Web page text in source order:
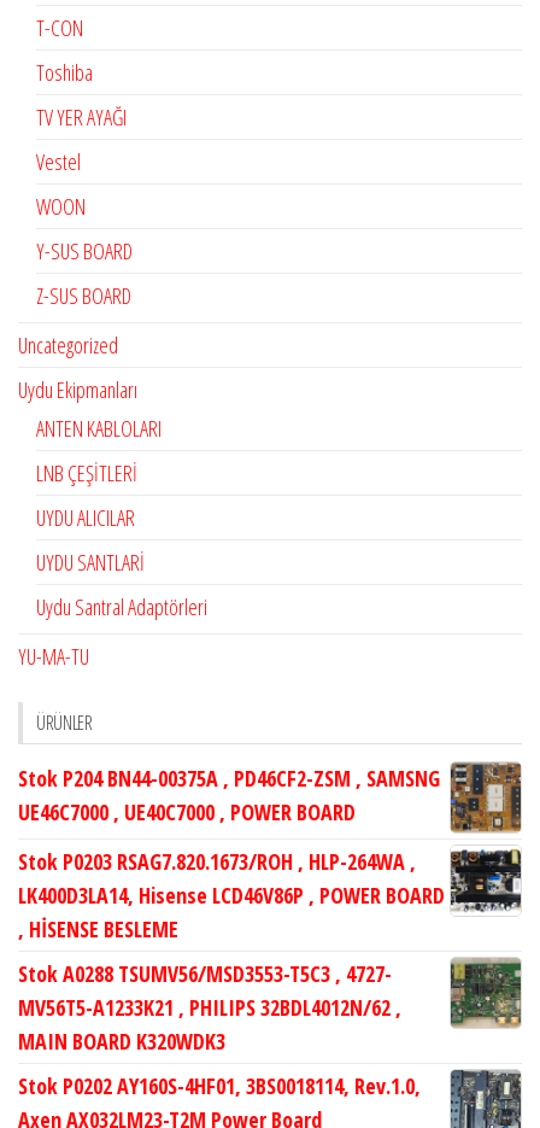
T-CON
Toshiba
TV YER AYAĞI
Vestel
WOON
Y-SUS BOARD
Z-SUS BOARD
Uncategorized
Uydu Ekipmanları
ANTEN KABLOLARI
LNB ÇEŞİTLERİ
UYDU ALICILAR
UYDU SANTLARİ
Uydu Santral Adaptörleri
YU-MA-TU
ÜRÜNLER
Stok P204 BN44-00375A , PD46CF2-ZSM , SAMSNG
UE46C7000 , UE40C7000 , POWER BOARD
Stok P0203 RSAG7.820.1673/ROH , HLP-264WA ,
LK400D3LA14, Hisense LCD46V86P , POWER BOARD
, HİSENSE BESLEME
Stok A0288 TSUMV56/MSD3553-T5C3 , 4727-
MV56T5-A1233K21 , PHILIPS 32BDL4012N/62 ,
MAIN BOARD K320WDK3
Stok P0202 AY160S-4HF01, 3BS0018114, Rev.1.0,
Axen AX032LM23-T2M Power Board